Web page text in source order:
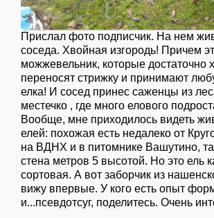
Прислал фото подписчик. На нем
соседа. Хвойная изгородь! Причем
можжевельник, которые достаточно
переносят стрижку и принимают
елка! И сосед принес саженцы из
местечко , где много елового
Вообще, мне приходилось видеть
елей: похожая есть недалеко от
на ВДНХ и в питомнике Вашутино,
стена метров 5 высотой. Но это ель
сортовая. А вот заборчик из
вижу впервые. У кого есть опыт
и...псевдотсуг, поделитесь. Очень